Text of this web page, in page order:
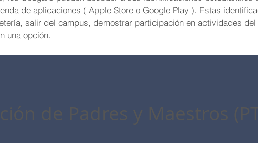
de Padres y Maestros
de aplicaciones (Apple Store o Google Play ). Estas
salir del campus, demostrar participación en actividades
una opción.